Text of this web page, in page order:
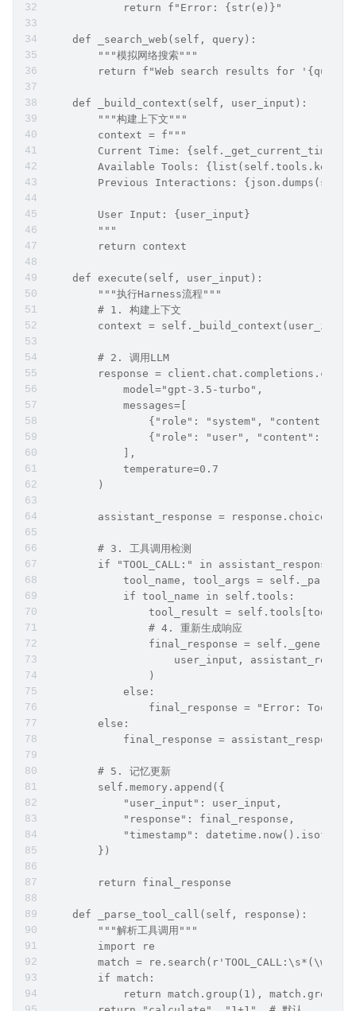
            return f"Error: {str(e)}"
    def _search_web(self, query):
        """模拟网络搜索"""
return f"Web search results for
    def _build_context(self, user_input):
        """构建上下文"""
        context = f"""
        Current Time: {self._get_current_time()}
Available Tools:
Previous Interactions:
        User Input: {user_input}
        """
        return context
    def execute(self, user_input):
        """执行Harness流程"""
        # 1. 构建上下文
context =
        # 2. 调用LLM
response =
            model="gpt-3.5-turbo",
            messages=[
{"role": "system", "content":
{"role": "user", "content":
            ],
            temperature=0.7
        )
assistant_response =
        # 3. 工具调用检测
        if "TOOL_CALL:" in assistant_response:
tool_name, tool_args =
            if tool_name in self.tools:
tool_result =
                # 4. 重新生成响应
final_response =
user_input,
                )
            else:
final_response = "Error: Tool
        else:
            final_response = assistant_response
        # 5. 记忆更新
        self.memory.append({
            "user_input": user_input,
            "response": final_response,
"timestamp":
        })
        return final_response
    def _parse_tool_call(self, response):
        """解析工具调用"""
        import re
match =
        if match:
return match.group(1),